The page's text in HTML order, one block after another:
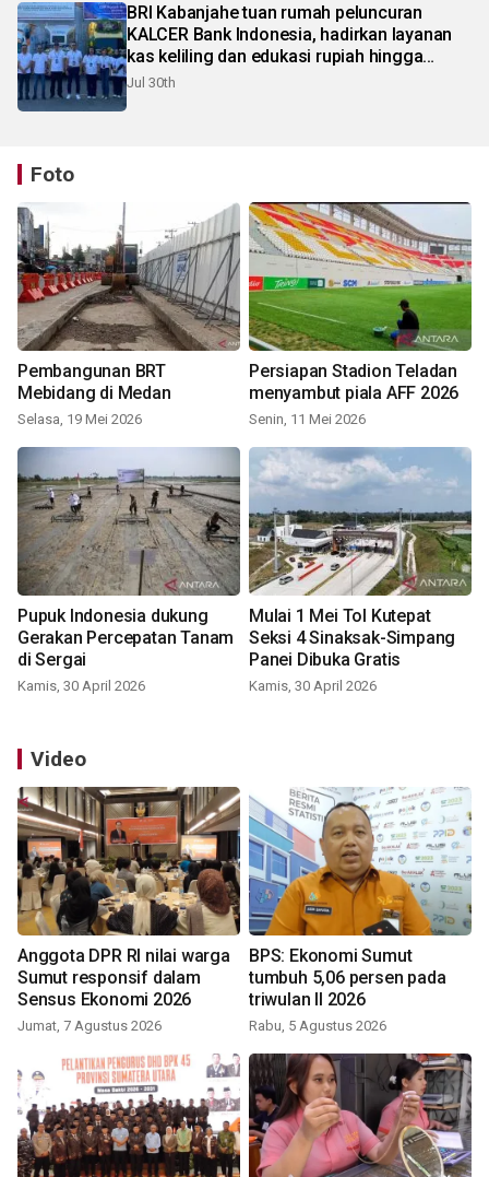
BRI Kabanjahe tuan rumah peluncuran
KALCER Bank Indonesia, hadirkan layanan
kas keliling dan edukasi rupiah hingga
pelosok Karo
Jul 30th
Foto
Pembangunan BRT
Mebidang di Medan
Selasa, 19 Mei 2026
Persiapan Stadion Teladan
menyambut piala AFF 2026
Senin, 11 Mei 2026
Pupuk Indonesia dukung
Gerakan Percepatan Tanam
di Sergai
Kamis, 30 April 2026
Mulai 1 Mei Tol Kutepat
Seksi 4 Sinaksak-Simpang
Panei Dibuka Gratis
Kamis, 30 April 2026
Video
Anggota DPR RI nilai warga
Sumut responsif dalam
Sensus Ekonomi 2026
Jumat, 7 Agustus 2026
BPS: Ekonomi Sumut
tumbuh 5,06 persen pada
triwulan II 2026
Rabu, 5 Agustus 2026